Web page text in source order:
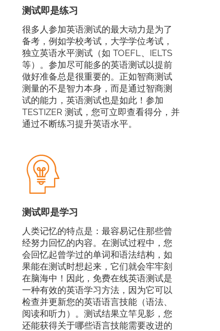
测试即是练习
很多人参加英语测试的最大动力是为了
备考，例如学校考试，大学学位考试，
独立英语水平测试（如 TOEFL、IELTS
等）。参加尽可能多的英语测试以提前
做好准备总是很重要的。正如智商测试
测量的不是智力本身，而是通过智商测
试的能力，英语测试也是如此！参加
TESTIZER 测试，您可立即查看得分，并
通过不断练习提升英语水平。
测试即是学习
人类记忆的特点是：最容易记住那些曾
经努力回忆的内容。在测试过程中，您
会回忆起曾学过的单词和语法结构，如
果能在测试时想起来，它们就会牢牢刻
在脑海中！因此，免费在线英语测试是
一种有效的英语学习方法，因为它可以
检查并更新您的英语语言技能（语法、
阅读和听力）。测试结果立竿见影，您
还能获得关于哪些语言技能需要改进的